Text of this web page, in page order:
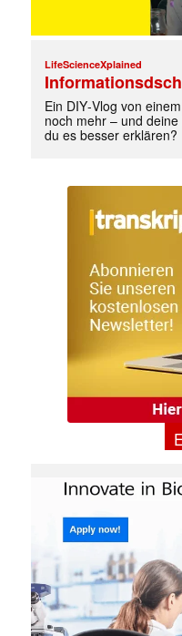
jede
Mail
(erforderlich)
LifeScienceXplained
Ein DIY‑Vlog von
noch mehr – und
du es besser erklären?